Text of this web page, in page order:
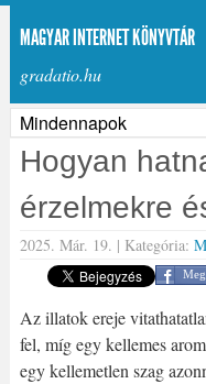
MAGYAR INTERNET KÖNYVTÁR
gradatio.hu
Hogyan
érzelmekre
2025. Már. 19. | Kategória:
Az illatok ereje
fel, míg egy kellemes
egy kellemetlen szag